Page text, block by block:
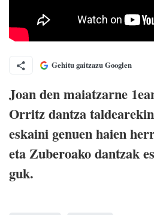
Gehitu gaitzazu Googlen
Joan den maiatzarne
Orritz dantza
eskaini genuen haien
eta Zuberoako dantzak
guk.